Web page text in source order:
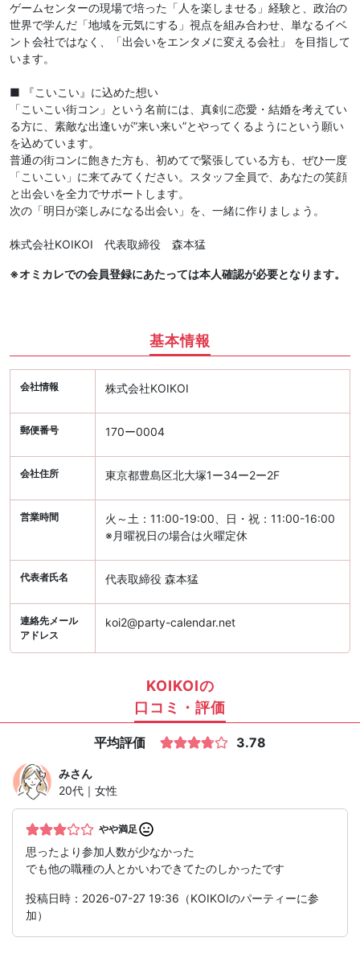
ゲームセンターの現場で培った「人を楽しませる」経験と、政治の
世界で学んだ「地域を元気にする」視点を組み合わせ、単なるイベ
ント会社ではなく、「出会いをエンタメに変える会社」 を目指して
います。
■ 『こいこい』に込めた想い
「こいこい街コン」という名前には、真剣に恋愛・結婚を考えてい
る方に、素敵な出逢いが”来い来い”とやってくるようにという願い
を込めています。
普通の街コンに飽きた方も、初めてで緊張している方も、ぜひ一度
「こいこい」に来てみてください。スタッフ全員で、あなたの笑顔
と出会いを全力でサポートします。
次の「明日が楽しみになる出会い」を、一緒に作りましょう。
株式会社KOIKOI 代表取締役 森本猛
※オミカレでの会員登録にあたっては本人確認が必要となります。
基本情報
会社情報 株式会社KOIKOI
郵便番号 170ー0004
会社住所 東京都豊島区北大塚1ー34ー2ー2F
営業時間
火～土：11:00-19:00、日・祝：11:00-16:00
※月曜祝日の場合は火曜定休
代表者氏名 代表取締役 森本猛
連絡先メール
アドレス
koi2@party-calendar.net
KOIKOIの
口コミ・評価
平均評価 3.78
みさん
20代｜女性
やや満足
思ったより参加人数が少なかった
でも他の職種の人とかいわできてたのしかったです
投稿日時：2026-07-27 19:36（KOIKOIのパーティーに参
加）